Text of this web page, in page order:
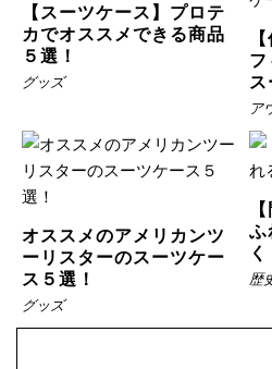
【スーツケース】プロテ
カでオススメできる商品
５選！
グッズ
フ
ア
オススメのアメリカンツ
ーリスターのスーツケー
ス５選！
グッズ
ふ
く
歴